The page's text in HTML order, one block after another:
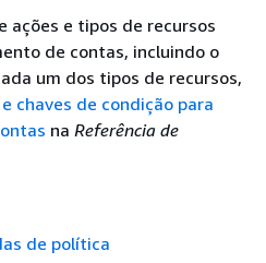
ações e tipos de recursos
de contas, incluindo o
um dos tipos de recursos,
chaves de condição para
na Referência de
de política